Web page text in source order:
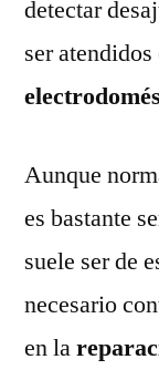
detectar
ser
Aunque
es bastante
suele ser de
necesario
en la